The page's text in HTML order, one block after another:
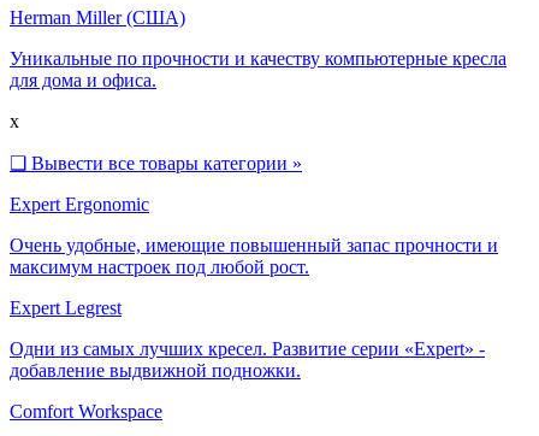
Herman Miller (США)
Уникальные по прочности и качеству компьютерные кресла
для дома и офиса.
x
❑ Вывести все товары категории »
Expert Ergonomic
Очень удобные, имеющие повышенный запас прочности и
максимум настроек под любой рост.
Expert Legrest
Одни из самых лучших кресел. Развитие серии «Expert» -
добавление выдвижной подножки.
Comfort Workspace